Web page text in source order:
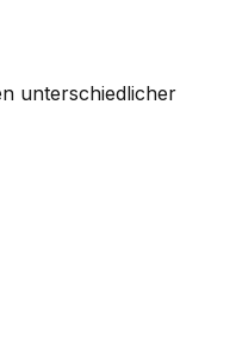
unterschiedlicher